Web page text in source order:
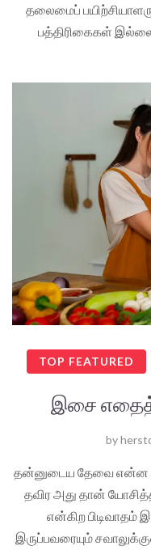
தலைமைப்
பத்திரிகைகள்
TOP FEATURED
இசை எதைத்
by
தன்னுடைய தேவை என்ன
தவிர அது தான்
என்கிற பிடிவாதம்
இருப்பவரையும்